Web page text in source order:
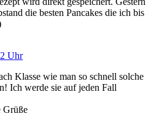
die besten Pancakes die ich bis
Uhr
Klasse wie man so schnell solche
Ich werde sie auf jeden Fall
Grüße